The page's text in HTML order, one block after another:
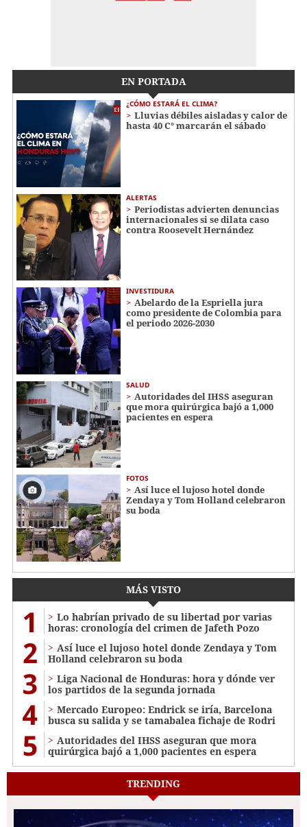
EN PORTADA
¿CÓMO ESTARÁ EL CLIMA?
Lluvias débiles aisladas y calor de
hasta 40 C° marcarán el sábado
ALERTAS
Periodistas advierten denuncias
internacionales si se dilata caso
contra Roosevelt Hernández
INVESTIDURA
Abelardo de la Espriella jura
como presidente de Colombia para
el periodo 2026-2030
SALUD
Autoridades del IHSS aseguran
que mora quirúrgica bajó a 1,000
pacientes en espera
FOTOS
Así luce el lujoso hotel donde
Zendaya y Tom Holland celebraron
su boda
MÁS VISTO
1
Lo habrían privado de su libertad por varias
horas: cronología del crimen de Jafeth Pozo
2
Así luce el lujoso hotel donde Zendaya y Tom
Holland celebraron su boda
3
Liga Nacional de Honduras: hora y dónde ver
los partidos de la segunda jornada
4
Mercado Europeo: Endrick se iría, Barcelona
busca su salida y se tamabalea fichaje de Rodri
5
Autoridades del IHSS aseguran que mora
quirúrgica bajó a 1,000 pacientes en espera
TRENDING